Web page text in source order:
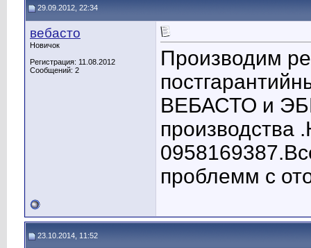
29.09.2012, 22:34
вебасто
Новичок
Регистрация: 11.08.2012
Сообщений: 2
Производим
ВЕБАСТО и
производства
проблемм с
23.10.2014, 11:52